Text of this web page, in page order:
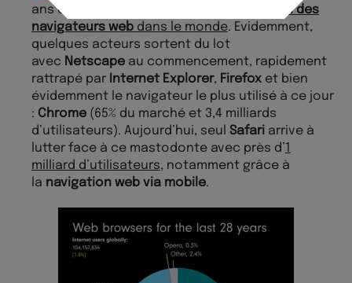
ans en arrière pour redécouvrir
l’évolution des
navigateurs web dans le monde. Evidemment,
quelques acteurs sortent du lot
avec Netscape au commencement, rapidement
rattrapé par Internet Explorer, Firefox et bien
évidemment le navigateur le plus utilisé à ce jour
: Chrome (65% du marché et 3,4 milliards
d’utilisateurs). Aujourd’hui, seul Safari arrive à
lutter face à ce mastodonte avec près d’1
milliard d’utilisateurs, notamment grâce à
la navigation web via mobile.